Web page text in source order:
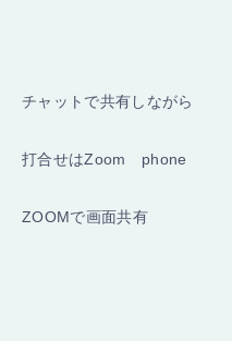
チャットで共有しながら
打合せはZoom phone
ZOOMで画面共有